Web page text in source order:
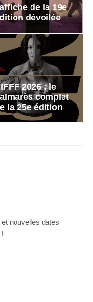
de la 19e
dévoilée
2026 : le
complet
la 25e édition
nouvelles dates